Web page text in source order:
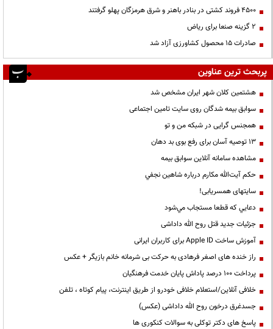
۴۵۰۰ فروند کشتی در بنادر باهنر و شرق هرمزگان پهلو گرفتند
۲ گزینه صنعا برای ریاض
صادرات ۱۵ محصول کشاورزی آزاد شد
پربحث ترین عناوین
هشتمین کلان شهر ایران مشخص شد
سوابق بیمه شدگان روی سایت تامین اجتماعی
همجنس گرایی در شبکه من و تو
13 توصیه آسان برای رفع بوی بد دهان
مشاهده سامانه آنلاين سوابق بیمه
حكم آيت‌الله مكارم درباره شاهين نجفي
سایتهای همسریابی!
دعايي كه قطعا مستجاب مي‌شود
جزئیات جدید قتل روح الله داداشی
آموزش ساخت Apple ID برای کاربران ایرانی
راز خنده های اصغر فرهادی به حرکت بی شرمانه خانم بازیگر + عکس
پرداخت ۱۰۰ درصد پاداش پایان خدمت فرهنگیان
خلافی آنلاین/استعلام خلافی خودرو از طریق اینترنت، پیام کوتاه ، تلفن
جسدغرق درخون روح الله داداشی (عکس)
پاسخ های دکتر توکلی به سوالات کنکوری ها